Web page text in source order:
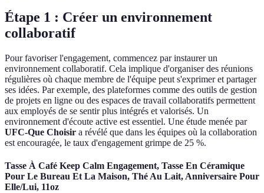
Étape 1 : Créer un environnement
collaboratif
Pour favoriser l'engagement, commencez par instaurer un
environnement collaboratif. Cela implique d'organiser des réunions
régulières où chaque membre de l'équipe peut s'exprimer et partager
ses idées. Par exemple, des plateformes comme des outils de gestion
de projets en ligne ou des espaces de travail collaboratifs permettent
aux employés de se sentir plus intégrés et valorisés. Un
environnement d'écoute active est essentiel. Une étude menée par
UFC-Que Choisir a révélé que dans les équipes où la collaboration
est encouragée, le taux d'engagement grimpe de 25 %.
Tasse À Café Keep Calm Engagement, Tasse En Céramique
Pour Le Bureau Et La Maison, Thé Au Lait, Anniversaire Pour
Elle/Lui, 11oz